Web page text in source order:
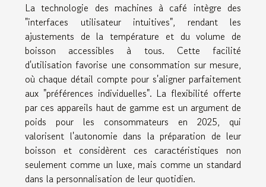
La technologie des machines à café intègre des
"interfaces utilisateur intuitives", rendant les
ajustements de la température et du volume de
boisson accessibles à tous. Cette facilité
d'utilisation favorise une consommation sur mesure,
où chaque détail compte pour s'aligner parfaitement
aux "préférences individuelles". La flexibilité offerte
par ces appareils haut de gamme est un argument de
poids pour les consommateurs en 2025, qui
valorisent l'autonomie dans la préparation de leur
boisson et considèrent ces caractéristiques non
seulement comme un luxe, mais comme un standard
dans la personnalisation de leur quotidien.